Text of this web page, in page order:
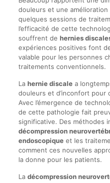
douleurs et une amélioration
quelques sessions de
l’efficacité de cette
souffrent de hernies
expériences positives font
valable pour les personnes
traitements conventionnels.
La hernie discalea
douleurs et d’inconfort pour
Avec l’émergence de
de cette pathologie fait
significative. Des méthodes
décompression
endoscopiqueet les
comment ces nouvelles
la donne pour les patients.
La décompression